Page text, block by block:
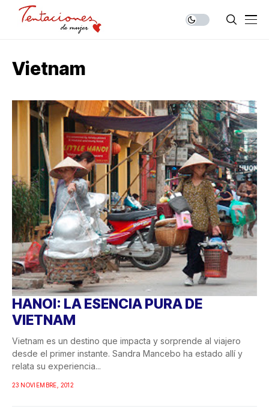
Vietnam
HANOI: LA ESENCIA PURA DE
VIETNAM
Vietnam es un destino que impacta y sorprende al viajero
desde el primer instante. Sandra Mancebo ha estado allí y
relata su experiencia...
23 NOVIEMBRE, 2012